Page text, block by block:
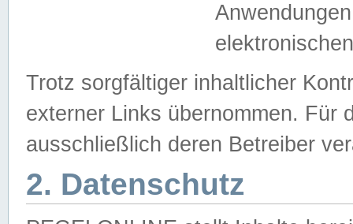
Trotz sorgfältiger inhaltlicher
externer Links übernommen. Für
ausschließlich deren Betreiber
2. Datenschutz